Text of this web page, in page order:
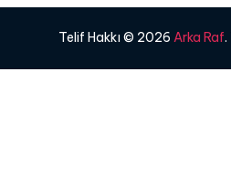
₺288,00.
Telif Hakkı © 2026 Arka Raf.